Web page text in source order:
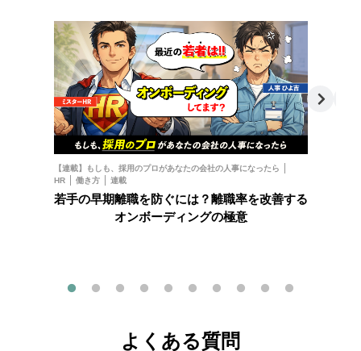
【連載】もしも、採用のプロがあなたの会社の人事になったら
HR
働き方 連載
若手の早期離職を防ぐには？離職率を改善する
オンボーディングの極意
よくある質問